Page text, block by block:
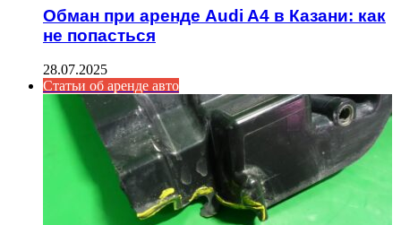
Обман при аренде Audi A4 в Казани: как
не попасться
28.07.2025
Статьи об аренде авто